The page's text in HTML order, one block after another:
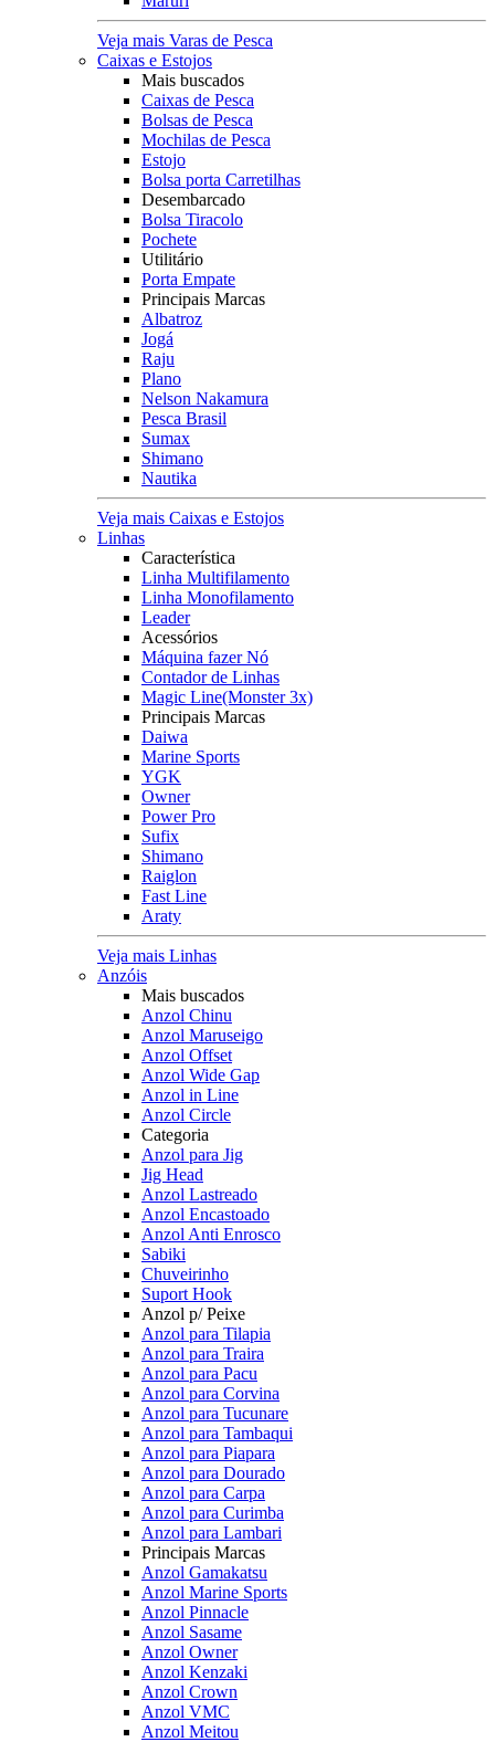
Veja mais Varas de Pesca
Caixas e Estojos
Mais buscados
Caixas de Pesca
Bolsas de Pesca
Mochilas de Pesca
Estojo
Bolsa porta Carretilhas
Desembarcado
Bolsa Tiracolo
Pochete
Utilitário
Porta Empate
Principais Marcas
Albatroz
Jogá
Raju
Plano
Nelson Nakamura
Pesca Brasil
Sumax
Shimano
Nautika
Veja mais Caixas e Estojos
Linhas
Característica
Linha Multifilamento
Linha Monofilamento
Leader
Acessórios
Máquina fazer Nó
Contador de Linhas
Magic Line(Monster 3x)
Principais Marcas
Daiwa
Marine Sports
YGK
Owner
Power Pro
Sufix
Shimano
Raiglon
Fast Line
Araty
Veja mais Linhas
Anzóis
Mais buscados
Anzol Chinu
Anzol Maruseigo
Anzol Offset
Anzol Wide Gap
Anzol in Line
Anzol Circle
Categoria
Anzol para Jig
Jig Head
Anzol Lastreado
Anzol Encastoado
Anzol Anti Enrosco
Sabiki
Chuveirinho
Suport Hook
Anzol p/ Peixe
Anzol para Tilapia
Anzol para Traira
Anzol para Pacu
Anzol para Corvina
Anzol para Tucunare
Anzol para Tambaqui
Anzol para Piapara
Anzol para Dourado
Anzol para Carpa
Anzol para Curimba
Anzol para Lambari
Principais Marcas
Anzol Gamakatsu
Anzol Marine Sports
Anzol Pinnacle
Anzol Sasame
Anzol Owner
Anzol Kenzaki
Anzol Crown
Anzol VMC
Anzol Meitou